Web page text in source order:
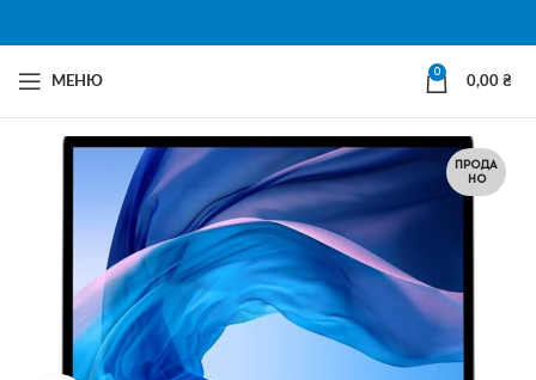
МЕНЮ
0
0,00 ₴
ПРОДА
НО